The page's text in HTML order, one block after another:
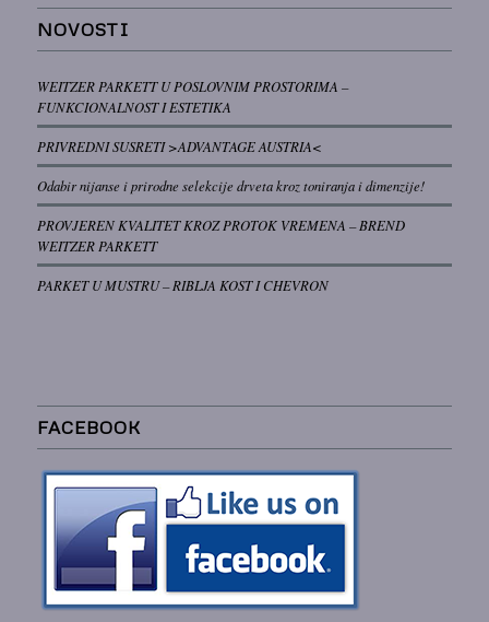
NOVOSTI
WEITZER PARKETT U POSLOVNIM PROSTORIMA –
FUNKCIONALNOST I ESTETIKA
PRIVREDNI SUSRETI >ADVANTAGE AUSTRIA<
Odabir nijanse i prirodne selekcije drveta kroz toniranja i dimenzije!
PROVJEREN KVALITET KROZ PROTOK VREMENA – BREND
WEITZER PARKETT
PARKET U MUSTRU – RIBLJA KOST I CHEVRON
FACEBOOK